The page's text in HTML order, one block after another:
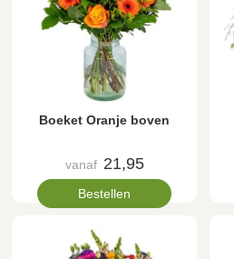
Boeket Oranje boven
vanaf 21,95
Bestellen